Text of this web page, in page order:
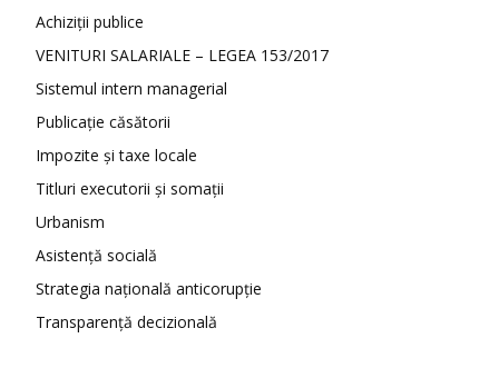
Achiziții publice
VENITURI SALARIALE – LEGEA 153/2017
Sistemul intern managerial
Publicație căsătorii
Impozite și taxe locale
Titluri executorii și somații
Urbanism
Asistență socială
Strategia națională anticorupție
Transparență decizională